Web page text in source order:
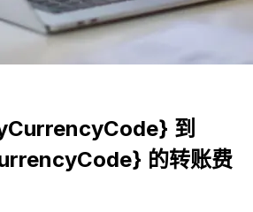
到
的转账费